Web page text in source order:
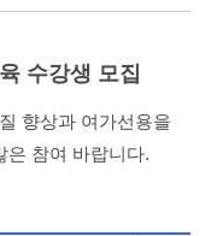
수강생 모집
향상과 여가선용을
은 참여 바랍니다.